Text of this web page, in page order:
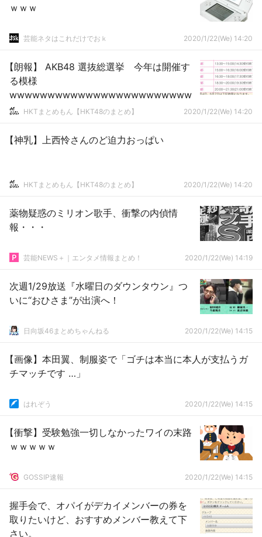
ｗｗｗ
芸能ネタはこれだけでおｋ 2020/1/22(We) 14:20
【朗報】 AKB48 選抜総選挙 今年は開催す
る模様
wwwwwwwwwwwwwwwwwwwwwwww
HKTまとめもん【HKT48のまとめ】 2020/1/22(We) 14:20
【神乳】上西怜さんのど迫力おっぱい
HKTまとめもん【HKT48のまとめ】 2020/1/22(We) 14:20
薬物疑惑のミリオン歌手、衝撃の内偵情
報・・・
芸能NEWS＋｜エンタメ情報まとめ！ 2020/1/22(We) 14:19
次週1/29放送『水曜日のダウンタウン』つ
いに“おひさま”が出演へ！
日向坂46まとめちゃんねる 2020/1/22(We) 14:15
【画像】本田翼、制服姿で「ゴチは本当に本人が支払うガ
チマッチです …」
はれぞう 2020/1/22(We) 14:15
【衝撃】受験勉強一切しなかったワイの末路
ｗｗｗｗｗ
GOSSIP速報 2020/1/22(We) 14:15
握手会で、オパイがデカイメンバーの券を
取りたいけど、おすすめメンバー教えて下
さい。